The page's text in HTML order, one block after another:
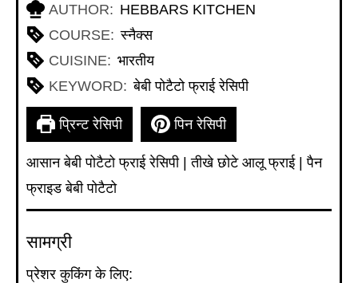
AUTHOR: HEBBARS KITCHEN
COURSE: स्नैक्स
CUISINE: भारतीय
KEYWORD: बेबी पोटैटो फ्राई रेसिपी
प्रिन्ट रेसिपी पिन रेसिपी
आसान बेबी पोटैटो फ्राई रेसिपी | तीखे छोटे आलू फ्राई | पैन
फ्राइड बेबी पोटैटो
सामग्री
प्रेशर कुकिंग के लिए: